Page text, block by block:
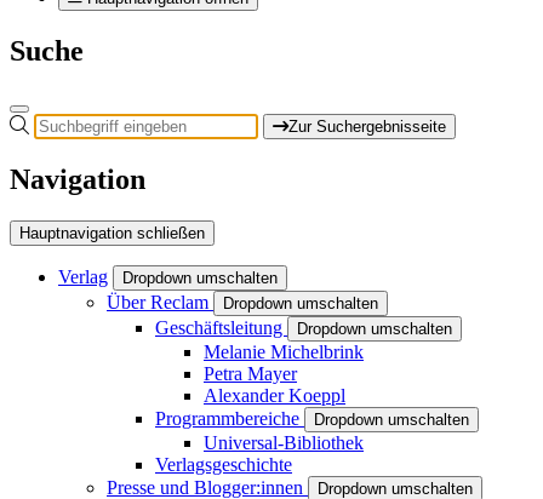
Suche
Zur Suchergebnisseite
Navigation
Hauptnavigation schließen
Verlag Dropdown umschalten
Über Reclam Dropdown umschalten
Geschäftsleitung Dropdown umschalten
Melanie Michelbrink
Petra Mayer
Alexander Koeppl
Programmbereiche
Dropdown umschalten
Universal-Bibliothek
Verlagsgeschichte
Presse und Blogger:innen
Dropdown umschalten